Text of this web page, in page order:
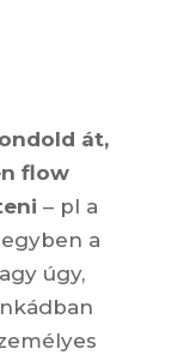
át,
flow
– pl a
a
úgy,